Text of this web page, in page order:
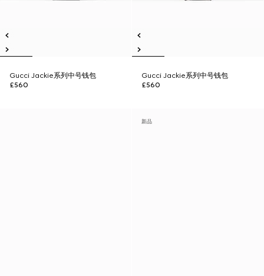
Gucci Jackie系列中号钱包
£560
Gucci Jackie系列中号钱包
£560
新品